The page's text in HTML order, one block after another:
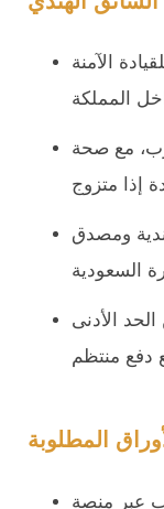
الآمنة
كان أعزب، مع صحة
ومصدق
الأدنى
المطلوبة
عبر منصة